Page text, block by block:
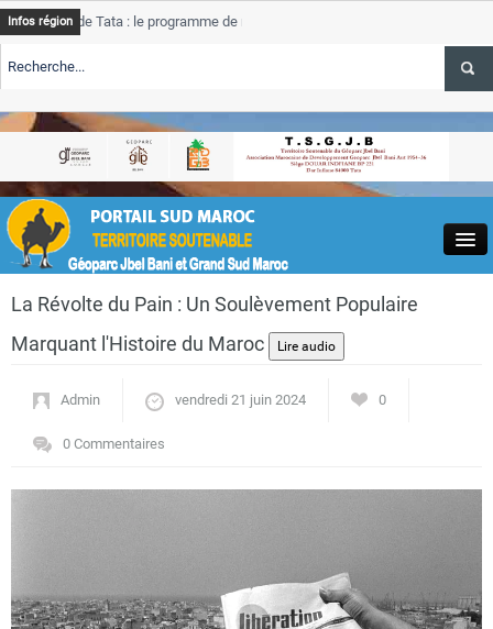
Close
Actualités
Tourisme
Infos région
de Tata : le programme de rehabilitation post-inondations
TSGJB Tourisme : l’ONMT renforce l’aerien a Dakhla et
Tata
TSGJB Tourisme au Maroc : Transavia renforce les vols Paris-
La Révolte du Pain : Un Soulèvement Populaire
Marquant l'Histoire du Maroc
Admin vendredi 21 juin 2024 0
0 Commentaires